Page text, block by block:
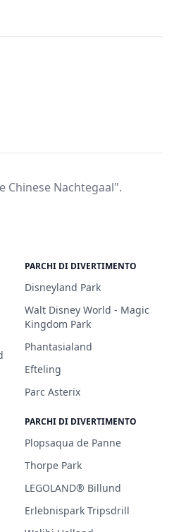
Chinese Nachtegaal".
PARCHI DI DIVERTIMENTO
Disneyland Park
Walt Disney World - Magic
Kingdom Park
Phantasialand
Efteling
Parc Asterix
PARCHI DI DIVERTIMENTO
Plopsaqua de Panne
Thorpe Park
LEGOLAND® Billund
Erlebnispark Tripsdrill